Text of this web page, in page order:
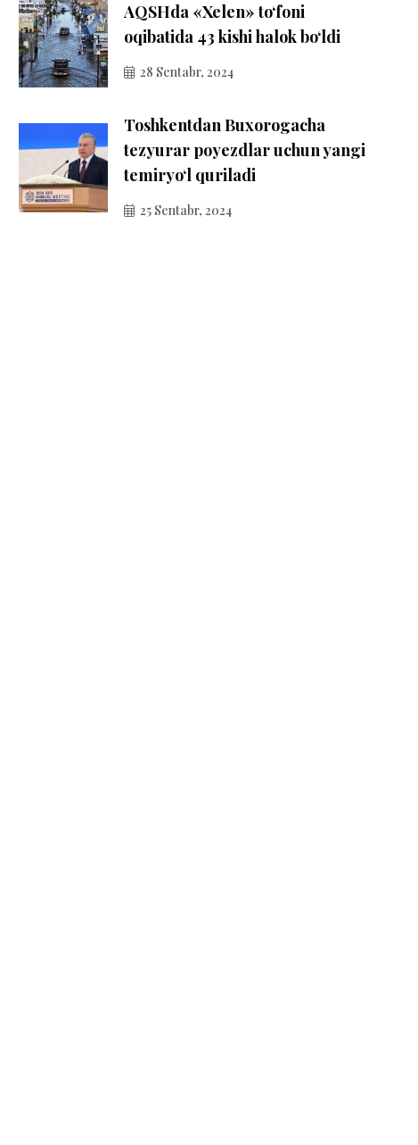
AQSHda «Xelen» to‘foni
oqibatida 43 kishi halok bo‘ldi
28 Sentabr, 2024
Toshkentdan Buxorogacha
tezyurar poyezdlar uchun yangi
temiryo‘l quriladi
25 Sentabr, 2024